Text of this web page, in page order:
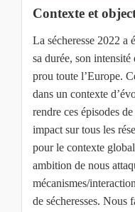
Contexte et
La sécheresse 2022 a
sa durée, son
prou toute l’Europe.
dans un contexte
rendre ces épisodes
impact sur tous les
pour le contexte
ambition de nous
mécanismes/
de sécheresses. Nous